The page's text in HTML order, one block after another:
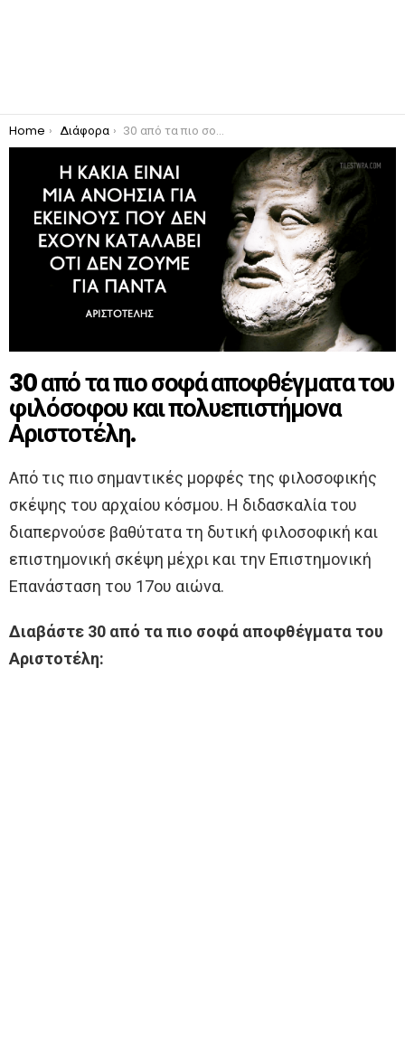
You are here:
Home Διάφορα 30 από τα πιο σοφά αποφθέγματα του φιλόσοφου και πολυεπιστήμονα Αριστοτέλη.
30 από τα πιο σοφά αποφθέγματα του
φιλόσοφου και πολυεπιστήμονα
Αριστοτέλη.
Από τις πιο σημαντικές μορφές της φιλοσοφικής
σκέψης του αρχαίου κόσμου. Η διδασκαλία του
διαπερνούσε βαθύτατα τη δυτική φιλοσοφική και
επιστημονική σκέψη μέχρι και την Επιστημονική
Επανάσταση του 17ου αιώνα.
Διαβάστε 30 από τα πιο σοφά αποφθέγματα του
Αριστοτέλη: